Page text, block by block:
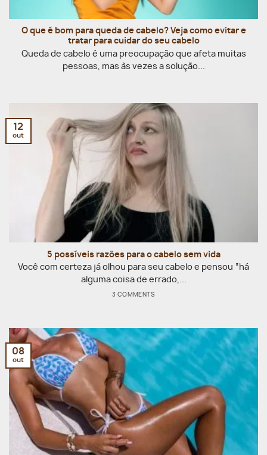
O que é bom para queda de cabelo? Veja como evitar e
tratar para cuidar do seu cabelo
Queda de cabelo é uma preocupação que afeta muitas
pessoas, mas às vezes a solução...
5 possíveis razões para o cabelo sem vida
Você com certeza já olhou para seu cabelo e pensou “há
alguma coisa de errado,...
3 COMMENTS
12
out
08
out